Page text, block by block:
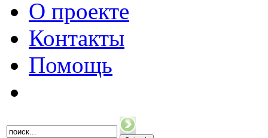
О проекте
Контакты
Помощь